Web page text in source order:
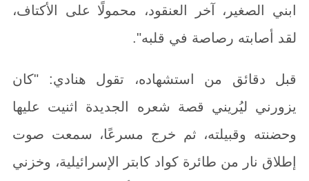
ابني الصغير، آخر العنقود، محمولًا على الأكتاف،
لقد أصابته رصاصة في قلبه".
قبل دقائق من استشهاده، تقول هنادي: "كان
يزورني ليُريني قصة شعره الجديدة اثنيت عليها
وحضنته وقبيلته، ثم خرج مسرعًا، سمعت صوت
إطلاق نار من طائرة كواد كابتر الإسرائيلية، وخزني